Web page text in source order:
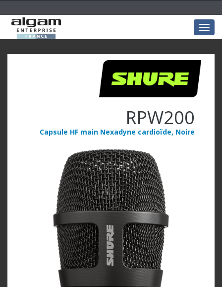
RPW200
Capsule HF main Nexadyne cardioïde, Noire